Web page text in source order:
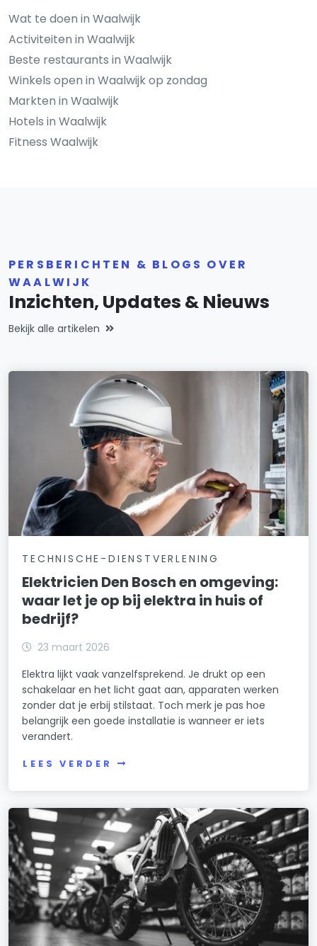
Wat te doen in Waalwijk
Activiteiten in Waalwijk
Beste restaurants in Waalwijk
Winkels open in Waalwijk op zondag
Markten in Waalwijk
Hotels in Waalwijk
Fitness Waalwijk
PERSBERICHTEN & BLOGS OVER
WAALWIJK
Inzichten, Updates & Nieuws
Bekijk alle artikelen
TECHNISCHE-DIENSTVERLENING
Elektricien Den Bosch en omgeving:
waar let je op bij elektra in huis of
bedrijf?
23 maart 2026
Elektra lijkt vaak vanzelfsprekend. Je drukt op een
schakelaar en het licht gaat aan, apparaten werken
zonder dat je erbij stilstaat. Toch merk je pas hoe
belangrijk een goede installatie is wanneer er iets
verandert.
LEES VERDER